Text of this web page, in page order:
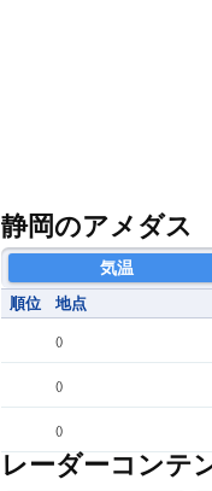
静岡のアメダス
気温
順位 地点
()
()
()
レーダーコンテ